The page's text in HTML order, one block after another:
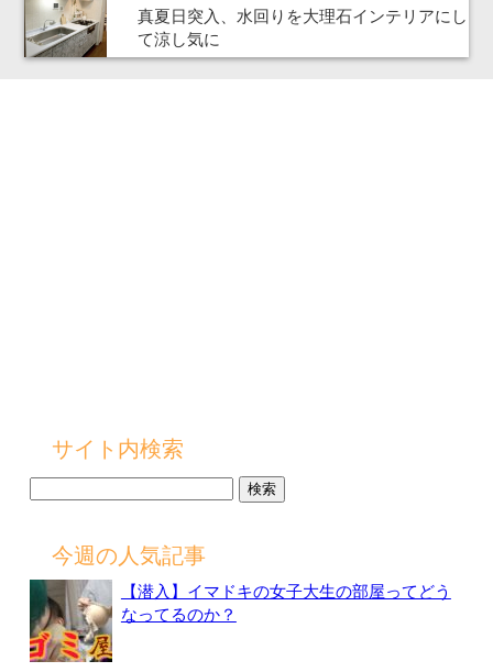
真夏日突入、水回りを大理石インテリアにし
て涼し気に
サイト内検索
今週の人気記事
【潜入】イマドキの女子大生の部屋ってどう
なってるのか？